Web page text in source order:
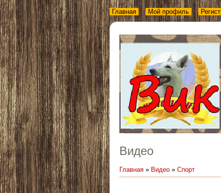
Главная Мой профиль
Видео
Главная » Видео » Спорт